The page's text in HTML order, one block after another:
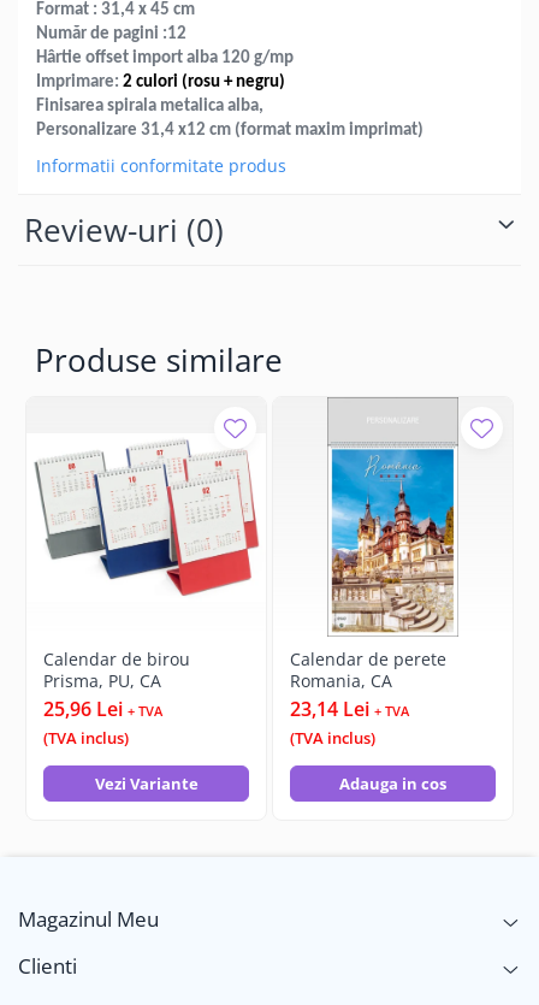
Format : 31,4 x 45 cm
Număr de pagini :12
Hârtie offset import alba 120 g/mp
Imprimare: 2 culori (rosu + negru)
Finisarea spirala metalica alba,
Personalizare 31,4 x12 cm (format maxim imprimat)
Informatii conformitate produs
Review-uri (0)
Produse similare
Calendar de birou
Prisma, PU, CA
25,96 Lei + TVA
(TVA inclus)
Vezi Variante
Calendar de perete
Romania, CA
23,14 Lei + TVA
(TVA inclus)
Adauga in cos
Magazinul Meu
Clienti